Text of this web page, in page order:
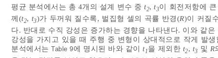
평균 분석에서는 총 4개의 설계 변수 중t2,t3이 회전저항에
께(t2, t3)가 두꺼워 질수록, 벌집형 셀의 곡률 반경(R)이 커질
다. 반대로 수직 강성은 증가하는 경향을 나타낸다. 이와 같
강성을 가지고 있을 때 주행 중 변형이 상대적으로 작게 발
분석에서는Table 9에 명시된 바와 같이t1을 제외한 t2, t3 및 R